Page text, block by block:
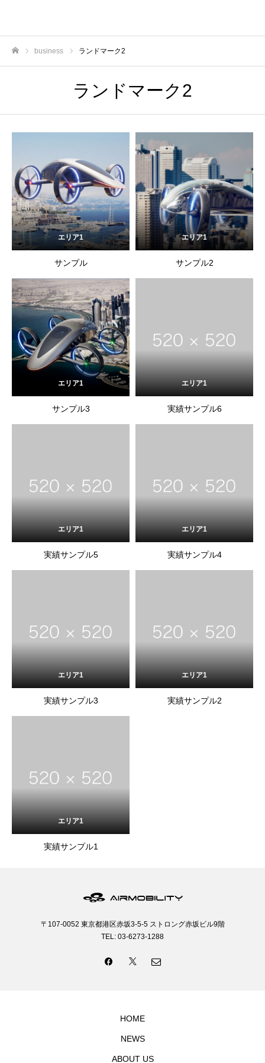
business ランドマーク2
ランドマーク2
エリア1
サンプル
エリア1
サンプル2
エリア1
サンプル3
エリア1
実績サンプル6
エリア1
実績サンプル5
エリア1
実績サンプル4
エリア1
実績サンプル3
エリア1
実績サンプル2
エリア1
実績サンプル1
〒107-0052 東京都港区赤坂3-5-5 ストロング赤坂ビル9階
TEL: 03-6273-1288
HOME
NEWS
ABOUT US